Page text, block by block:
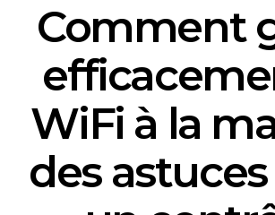
Comment
WiFi à la
des